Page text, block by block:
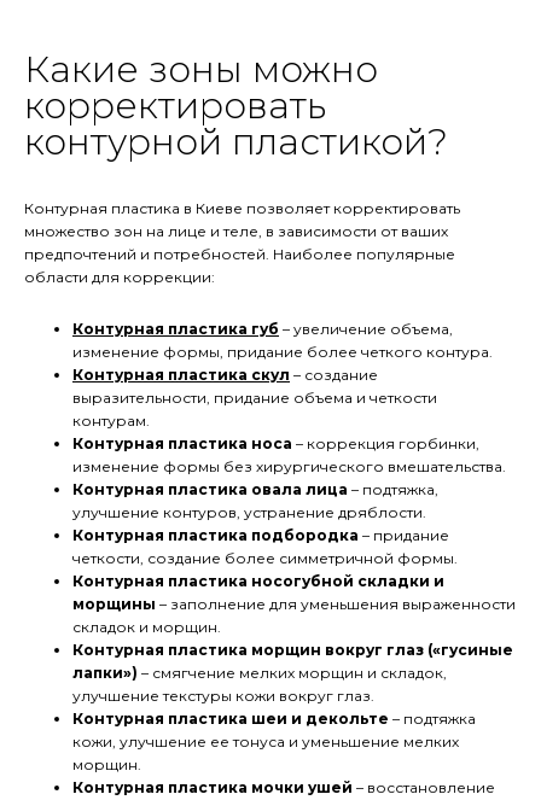
Какие зоны можно
корректировать
контурной пластикой?
Контурная пластика в Киеве позволяет корректировать
множество зон на лице и теле, в зависимости от ваших
предпочтений и потребностей. Наиболее популярные
области для коррекции:
Контурная пластика губ – увеличение объема,
изменение формы, придание более четкого контура.
Контурная пластика скул – создание
выразительности, придание объема и четкости
контурам.
Контурная пластика носа – коррекция горбинки,
изменение формы без хирургического вмешательства.
Контурная пластика овала лица – подтяжка,
улучшение контуров, устранение дряблости.
Контурная пластика подбородка – придание
четкости, создание более симметричной формы.
Контурная пластика носогубной складки и
морщины – заполнение для уменьшения выраженности
складок и морщин.
Контурная пластика морщин вокруг глаз («гусиные
лапки») – смягчение мелких морщин и складок,
улучшение текстуры кожи вокруг глаз.
Контурная пластика шеи и декольте – подтяжка
кожи, улучшение ее тонуса и уменьшение мелких
морщин.
Контурная пластика мочки ушей – восстановление